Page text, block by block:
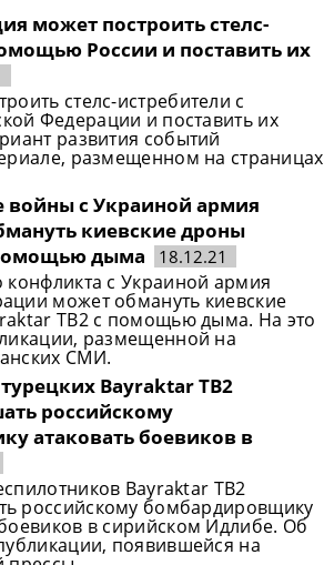
может построить стелс-
России и поставить их
стелс-истребители с
Федерации и поставить их
развития событий
размещенном на страницах
войны с Украиной армия
киевские дроны
дыма
18.12.21
конфликта с Украиной армия
может обмануть киевские
TB2 с помощью дыма. На это
размещенной на
СМИ.
Bayraktar TB2
российскому
атаковать боевиков в
Bayraktar TB2
российскому бомбардировщику
в сирийском Идлибе. Об
появившейся на